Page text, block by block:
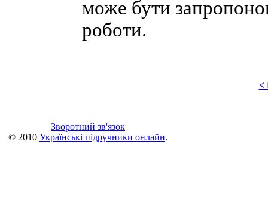
може бути
роботи.
<
Зворотний зв'язок
© 2010 Українські підручники онлайн.